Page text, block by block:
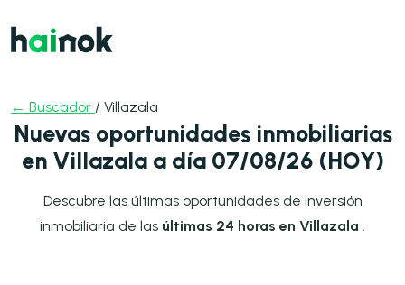
← Buscador / Villazala
Nuevas oportunidades inmobiliarias
en Villazala a día 07/08/26 (HOY)
Descubre las últimas oportunidades de inversión
inmobiliaria de las últimas 24 horas en Villazala